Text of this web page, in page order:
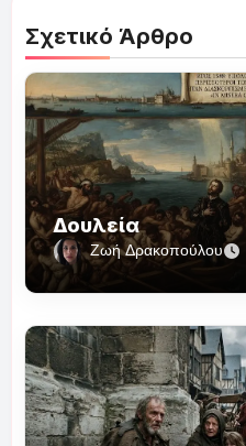
Σχετικό Άρθρο
Δουλεία
Ζωή Δρακοπούλου